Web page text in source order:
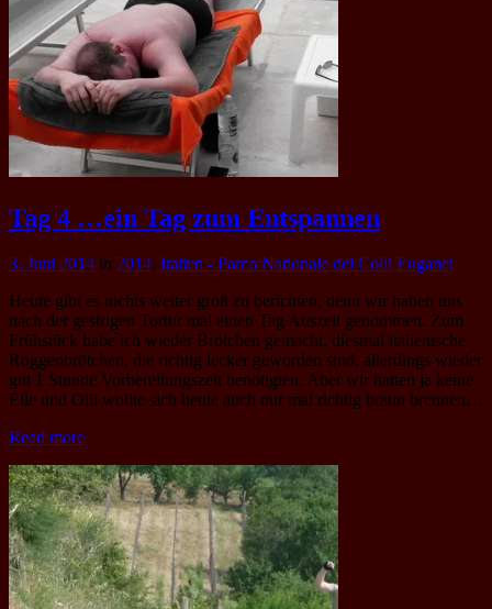
Tag 4 …ein Tag zum Entspannen
3. Juni 2014 in 2014, Italien - Parco Nationale dei Colli Euganei
Heute gibt es nichts weiter groß zu berichten, denn wir haben uns
nach der gestrigen Tortur mal einen Tag Auszeit genommen. Zum
Frühstück habe ich wieder Brötchen gemacht, diesmal italienische
Roggenbrötchen, die richtig lecker geworden sind, allerdings wieder
gut 1 Stunde Vorbereitungszeit benötigten. Aber wir hatten ja keine
Eile und Olli wollte sich heute auch nur mal richtig braun brennen…
Read more